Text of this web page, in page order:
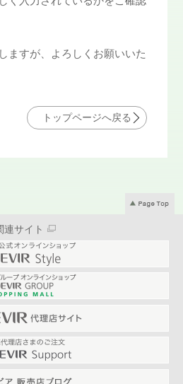
ますが、よろしくお願いいた
トップページへ戻る
連サイト